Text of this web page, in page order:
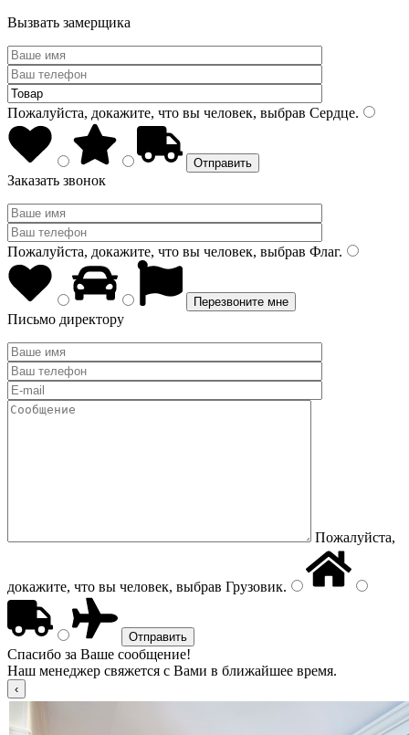
Вызвать замерщика
Пожалуйста, докажите, что вы человек, выбрав Сердце.
Заказать звонок
Пожалуйста, докажите, что вы человек, выбрав Флаг.
Письмо директору
Пожалуйста,
докажите, что вы человек, выбрав Грузовик.
Спасибо за Ваше сообщение!
Наш менеджер свяжется с Вами в ближайшее время.